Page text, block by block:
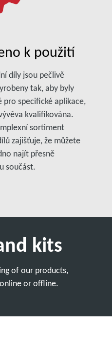
k použití
díly jsou pečlivě
tak, aby byly
pro specifické aplikace,
kvalifikována.
sortiment
zajišťuje, že můžete
najít přesně
součást.
kits
of our products,
or offline.